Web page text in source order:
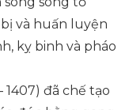
và huấn luyện
kỵ binh và pháo
1407) đã chế tạo